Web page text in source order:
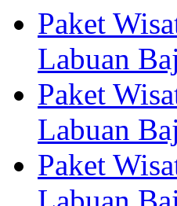
Paket
Labuan
Paket
Labuan
Paket